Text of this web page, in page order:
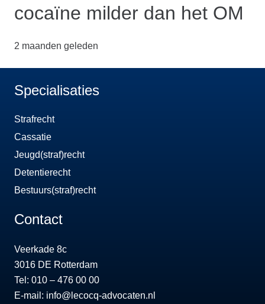
cocaïne milder dan het OM
2 maanden geleden
Specialisaties
Strafrecht
Cassatie
Jeugd(straf)recht
Detentierecht
Bestuurs(straf)recht
Contact
Veerkade 8c
3016 DE Rotterdam
Tel: 010 – 476 00 00
E-mail: info@lecocq-advocaten.nl